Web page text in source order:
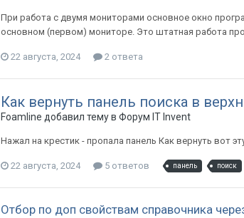
При работа с двумя мониторами основное окно
основном (первом) мониторе. Это штатная работа
22 августа, 2024 2 ответа
Как вернуть панель поиска в
Foamline добавил тему в Форум IT Invent
Нажал на крестик - пропала панель Как вернуть вот
22 августа, 2024 5 ответов панель поиск
Отбор по доп свойствам справочника